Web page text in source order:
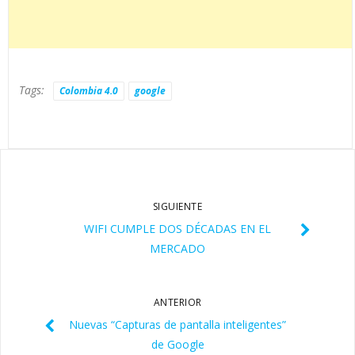
Tags: Colombia 4.0 google
SIGUIENTE
WIFI CUMPLE DOS DÉCADAS EN EL
MERCADO
ANTERIOR
Nuevas “Capturas de pantalla inteligentes”
de Google